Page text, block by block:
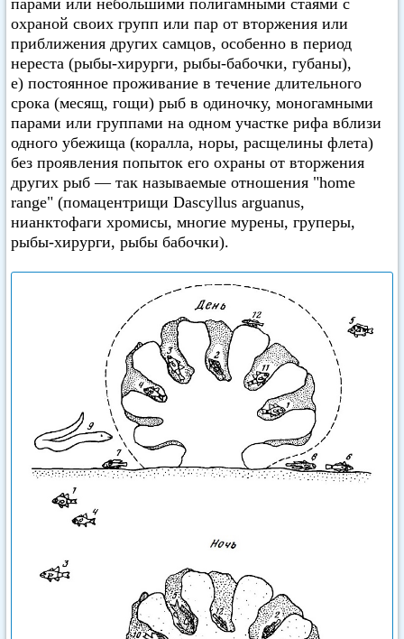
парами или небольшими полигамными стаями с
охраной своих групп или пар от вторжения или
приближения других самцов, особенно в период
нереста (рыбы-хирурги, рыбы-бабочки, губаны),
е) постоянное проживание в течение длительного
срока (месящ, гощи) рыб в одиночку, моногамными
парами или группами на одном участке рифа вблизи
одного убежища (коралла, норы, расщелины флета)
без проявления попыток его охраны от вторжения
других рыб — так называемые отношения "home
range" (помацентрищи Dascyllus arguanus,
нианктофаги хромисы, многие мурены, груперы,
рыбы-хирурги, рыбы бабочки).